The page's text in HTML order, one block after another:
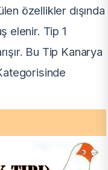
özellikler dışında
elenir. Tip 1
Bu Tip Kanarya